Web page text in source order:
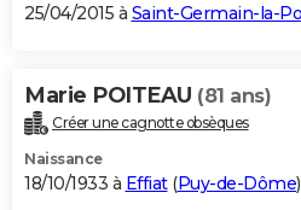
25/04/2015 à Saint-Germain-la-
Marie POITEAU (81 ans)
Créer une cagnotte obsèques
Naissance
18/10/1933 à Effiat(Puy-de-Dôme)